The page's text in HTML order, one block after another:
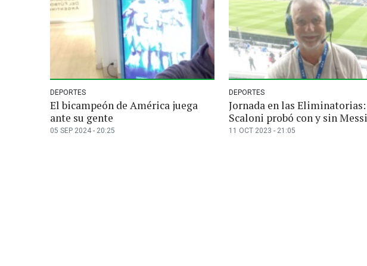
DEPORTES
El bicampeón de América juega
ante su gente
05 SEP 2024 - 20:25
DEPORTES
Jornada en las Eliminatorias:
Scaloni probó con y sin Messi
11 OCT 2023 - 21:05